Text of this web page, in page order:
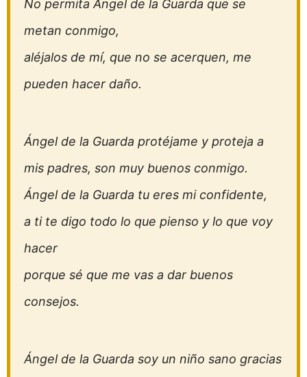
No permita Ángel de la Guarda que se
metan conmigo,
aléjalos de mí, que no se acerquen, me
pueden hacer daño.
Ángel de la Guarda protéjame y proteja a
mis padres, son muy buenos conmigo.
Ángel de la Guarda tu eres mi confidente,
a ti te digo todo lo que pienso y lo que voy
hacer
porque sé que me vas a dar buenos
consejos.
Ángel de la Guarda soy un niño sano gracias